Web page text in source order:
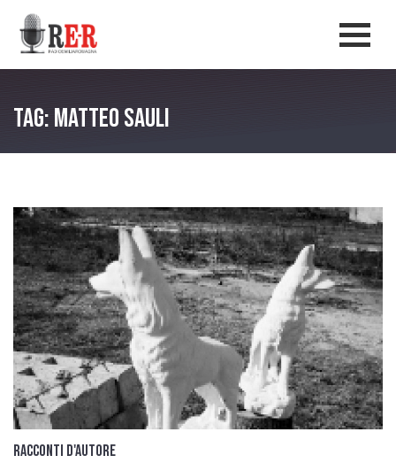
Salta al contenuto principale
Tag: Matteo Sauli
Racconti d'autore